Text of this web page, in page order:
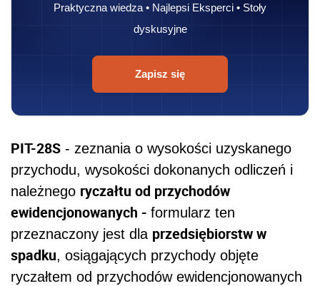
Praktyczna wiedza • Najlepsi Eksperci • Stoły
dyskusyjne
Zapisz się
PIT-28S - zeznania o wysokości uzyskanego
przychodu, wysokości dokonanych odliczeń i
należnego ryczałtu od przychodów
ewidencjonowanych - formularz ten
przeznaczony jest dla przedsiębiorstw w
spadku, osiągających przychody objęte
ryczałtem od przychodów ewidencjonowanych